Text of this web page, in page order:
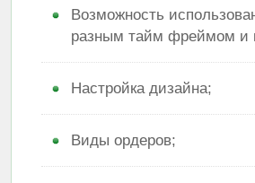
Возможность
разным тайм фреймом и
Настройка дизайна;
Виды ордеров;